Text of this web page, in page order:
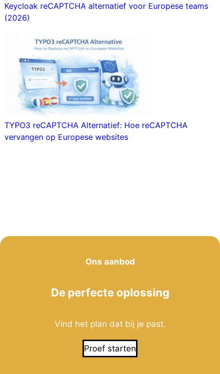
Keycloak reCAPTCHA alternatief voor Europese teams
(2026)
TYPO3 reCAPTCHA Alternatief: Hoe reCAPTCHA
vervangen op Europese websites
Ons aanbod
De perfecte oplossing
Vind het plan dat bij je past.
Proef starten